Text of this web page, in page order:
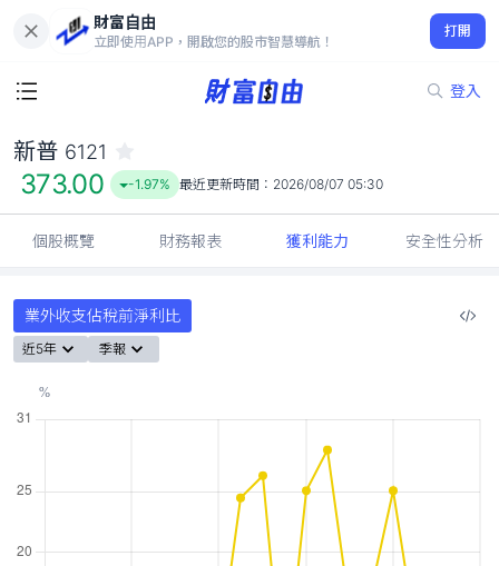
財富自由
立即使用APP，開啟您的股市智慧導航！
打開
登入
373.00
-1.97%
新普 6121
373.00 -1.97% 最近更新時間： 2026/08/07 05:30
個股概覽 財務報表 獲利能力 安全性分析
業外收支佔稅前淨利比
近5年 季報